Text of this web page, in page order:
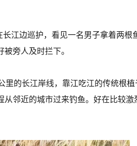
江边巡护，看见一名男子拿着两根
旁人及时拦下。
里的长江岸线，靠江吃江的传统根
邻近的城市过来钓鱼。好在比较